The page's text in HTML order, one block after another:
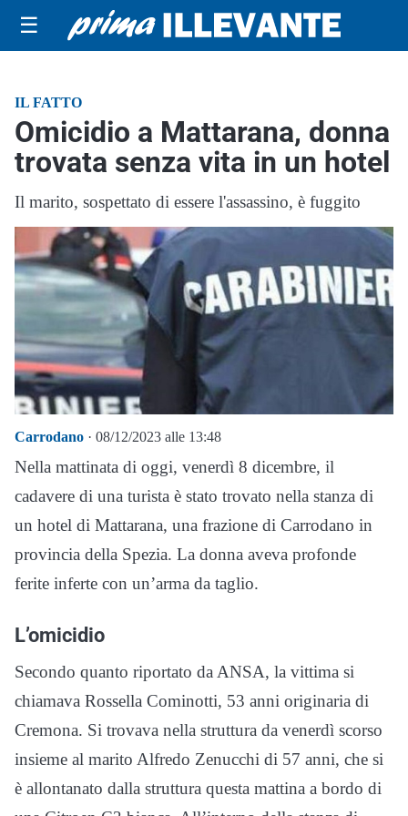
☰
IL FATTO
Omicidio a Mattarana, donna
trovata senza vita in un hotel
Il marito, sospettato di essere l'assassino, è fuggito
Carrodano · 08/12/2023 alle 13:48
Nella mattinata di oggi, venerdì 8 dicembre, il
cadavere di una turista è stato trovato nella stanza di
un hotel di Mattarana, una frazione di Carrodano in
provincia della Spezia. La donna aveva profonde
ferite inferte con un’arma da taglio.
L’omicidio
Secondo quanto riportato da ANSA, la vittima si
chiamava Rossella Cominotti, 53 anni originaria di
Cremona. Si trovava nella struttura da venerdì scorso
insieme al marito Alfredo Zenucchi di 57 anni, che si
è allontanato dalla struttura questa mattina a bordo di